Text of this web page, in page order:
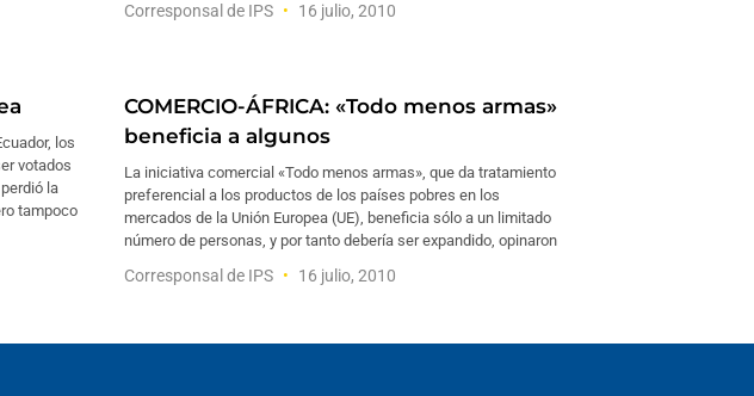
Corresponsal de IPS 16 julio, 2010
los
votados
la
tampoco
COMERCIO-ÁFRICA: «Todo menos armas»
beneficia a algunos
La iniciativa comercial «Todo menos armas», que da tratamiento
preferencial a los productos de los países pobres en los
mercados de la Unión Europea (UE), beneficia sólo a un limitado
número de personas, y por tanto debería ser expandido, opinaron
Corresponsal de IPS 16 julio, 2010